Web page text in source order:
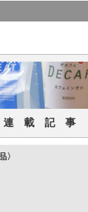
載 記 事
〉